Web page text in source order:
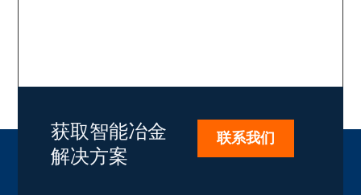
获取智能冶金
解决方案
联系我们